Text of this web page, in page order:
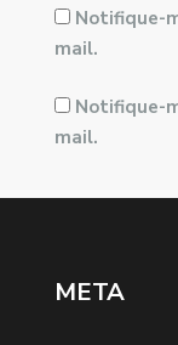
Notifique-
mail.
Notifique-
mail.
META